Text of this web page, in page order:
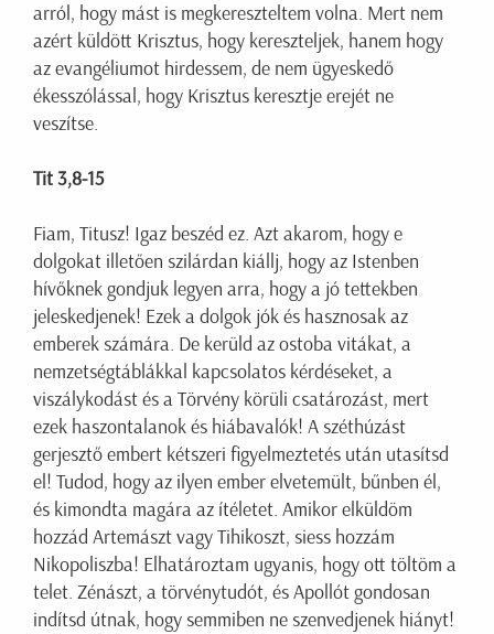
arról, hogy mást is megkereszteltem volna. Mert nem
azért küldött Krisztus, hogy kereszteljek, hanem hogy
az evangéliumot hirdessem, de nem ügyeskedő
ékesszólással, hogy Krisztus keresztje erejét ne
veszítse.
Tit 3,8-15
Fiam, Titusz! Igaz beszéd ez. Azt akarom, hogy e
dolgokat illetően szilárdan kiállj, hogy az Istenben
hívőknek gondjuk legyen arra, hogy a jó tettekben
jeleskedjenek! Ezek a dolgok jók és hasznosak az
emberek számára. De kerüld az ostoba vitákat, a
nemzetségtáblákkal kapcsolatos kérdéseket, a
viszálykodást és a Törvény körüli csatározást, mert
ezek haszontalanok és hiábavalók! A széthúzást
gerjesztő embert kétszeri figyelmeztetés után utasítsd
el! Tudod, hogy az ilyen ember elvetemült, bűnben él,
és kimondta magára az ítéletet. Amikor elküldöm
hozzád Artemászt vagy Tihikoszt, siess hozzám
Nikopoliszba! Elhatároztam ugyanis, hogy ott töltöm a
telet. Zénászt, a törvénytudót, és Apollót gondosan
indítsd útnak, hogy semmiben ne szenvedjenek hiányt!